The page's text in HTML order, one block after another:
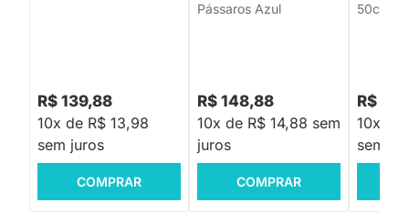
R$ 139,88
10x de R$ 13,98
sem juros
COMPRAR
Pássaros Azul
R$ 148,88
10x de R$ 14,88 sem
juros
COMPRAR
R$
10x de
sem